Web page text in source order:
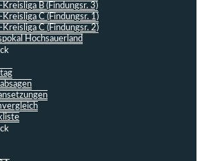
Kreisliga B (Findungsr. 3)
Kreisliga C (Findungsr. 1)
Kreisliga C (Findungsr. 2)
Hochsauerland